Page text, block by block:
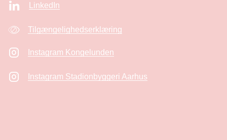
LinkedIn
Tilgængelighedserklæring
Instagram Kongelunden
Instagram Stadionbyggeri Aarhus